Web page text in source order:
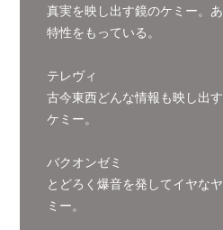
真実を映し出す鏡のケミー。
特性をもっている。
テレヴィ
古今東西どんな情報も映し出
ケミー。
バクオンゼミ
とどろく爆音を発してイヤな
ミー。